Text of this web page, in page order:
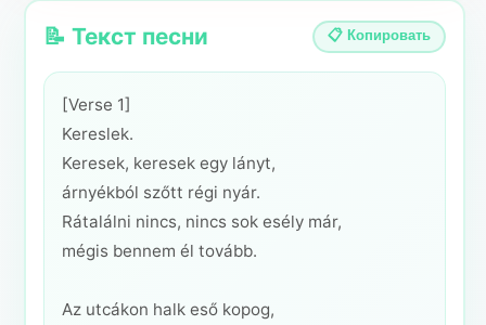
📝 Текст песни 📋 Копировать
[Verse 1]
Kereslek.
Keresek, keresek egy lányt,
árnyékból szőtt régi nyár.
Rátalálni nincs, nincs sok esély már,
mégis bennem él tovább.
Az utcákon halk eső kopog,